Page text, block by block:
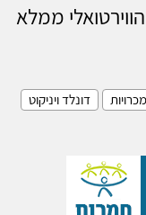
ממלא
דונלד ויניקוט